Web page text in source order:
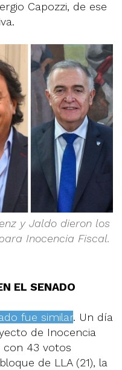
Capozzi, de ese
y Jaldo dieron los
Inocencia Fiscal.
EL SENADO
fue similar. Un día
de Inocencia
con 43 votos
de LLA (21), la